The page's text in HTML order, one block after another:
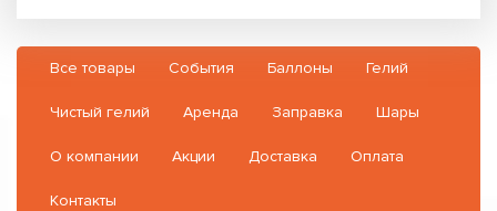
Все товары События Баллоны Гелий
Чистый гелий Аренда Заправка Шары
О компании Акции Доставка Оплата
Контакты